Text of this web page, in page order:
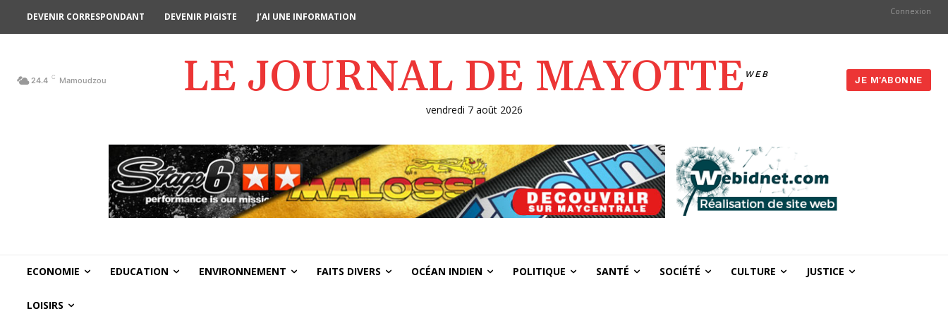
DEVENIR CORRESPONDANT DEVENIR PIGISTE J’AI UNE INFORMATION Connexion
24.4 C Mamoudzou LE JOURNAL DE MAYOTTE WEB
JE M'ABONNE
vendredi 7 août 2026
ECONOMIE EDUCATION ENVIRONNEMENT FAITS DIVERS OCÉAN INDIEN POLITIQUE SANTÉ SOCIÉTÉ CULTURE JUSTICE
LOISIRS